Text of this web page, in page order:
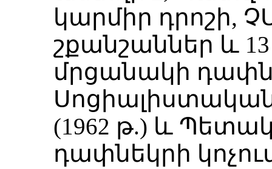
կարմիր դրոշի,
շքանշաններ և
մրցանակի
(1962 թ.) և
դափնեկրի